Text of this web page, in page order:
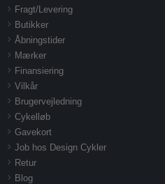
Fragt/Levering
Butikker
Åbningstider
Mærker
Finansiering
Vilkår
Brugervejledning
Cykelløb
Gavekort
Job hos Design Cykler
Retur
Blog